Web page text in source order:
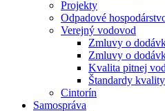
Projekty
Odpadové
Verejný vodovod
Zmluvy o
Zmluvy o
Kvalita pitnej
Štandardy
Cintorín
Samospráva